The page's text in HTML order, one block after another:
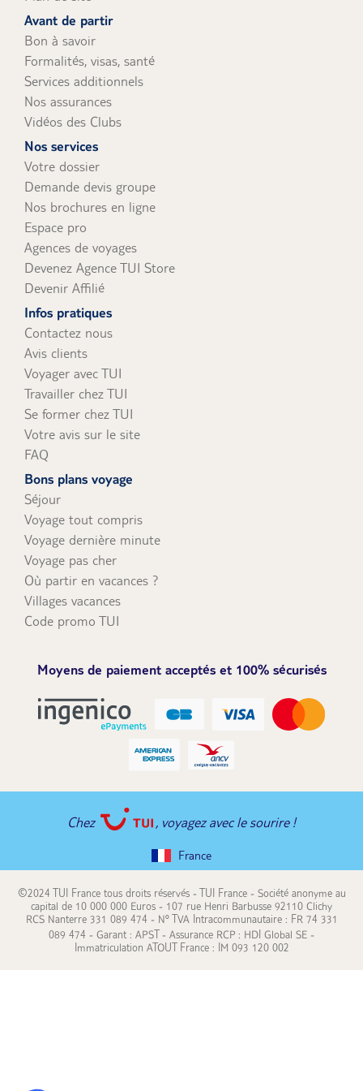
Avant de partir
Bon à savoir
Formalités, visas, santé
Services additionnels
Nos assurances
Vidéos des Clubs
Nos services
Votre dossier
Demande devis groupe
Nos brochures en ligne
Espace pro
Agences de voyages
Devenez Agence TUI Store
Devenir Affilié
Infos pratiques
Contactez nous
Avis clients
Voyager avec TUI
Travailler chez TUI
Se former chez TUI
Votre avis sur le site
FAQ
Bons plans voyage
Séjour
Voyage tout compris
Voyage dernière minute
Voyage pas cher
Où partir en vacances ?
Villages vacances
Code promo TUI
Moyens de paiement acceptés et 100% sécurisés
Chez , voyagez avec le sourire !
France
©2024 TUI France tous droits réservés - TUI France - Société anonyme au
capital de 10 000 000 Euros - 107 rue Henri Barbusse 92110 Clichy
RCS Nanterre 331 089 474 - N° TVA Intracommunautaire : FR 74 331
089 474 - Garant : APST - Assurance RCP : HDI Global SE -
Immatriculation ATOUT France : IM 093 120 002